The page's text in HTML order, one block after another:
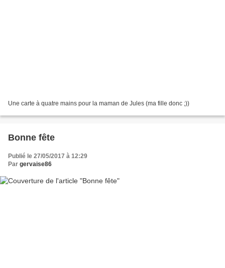
Une carte à quatre mains pour la maman de Jules (ma fille donc ;))
Bonne fête
Publié le 27/05/2017 à 12:29
Par gervaise86